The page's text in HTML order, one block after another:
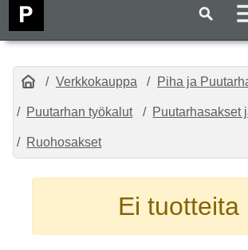
Verkkokauppa Piha ja
Puutarhan työkalut Puutarhasakset
Ruohosakset
Ei tuotteita